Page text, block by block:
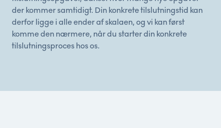
der kommer samtidigt. Din konkrete tilslutningstid kan
derfor ligge i alle ender af skalaen, og vi kan først
komme den nærmere, når du starter din konkrete
tilslutningsproces hos os.